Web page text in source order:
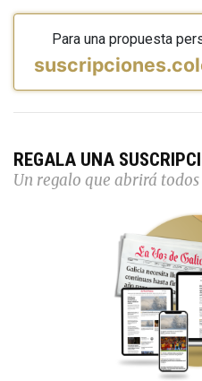
Para una propuesta
REGALA UNA
Un regalo que abrirá